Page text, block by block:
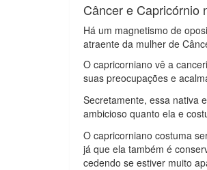
Câncer e Capricórnio
Há um magnetismo de
atraente da mulher de
O capricorniano vê a
suas preocupações e
Secretamente, essa nativa
ambicioso quanto ela e
O capricorniano costuma
já que ela também é
cedendo se estiver muito